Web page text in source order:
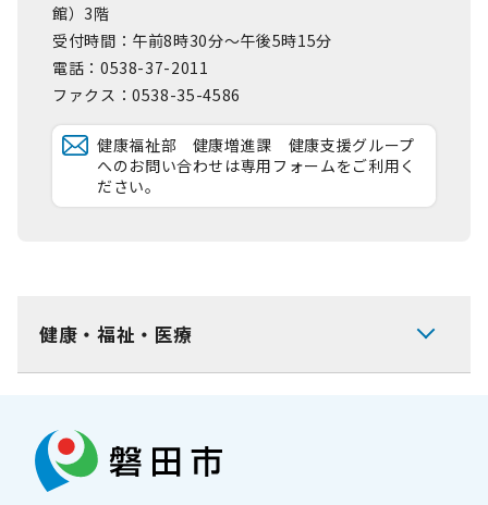
館）3階
受付時間：午前8時30分～午後5時15分
電話：0538-37-2011
ファクス：0538-35-4586
健康福祉部 健康増進課 健康支援グループ
へのお問い合わせは専用フォームをご利用く
ださい。
健康・福祉・医療